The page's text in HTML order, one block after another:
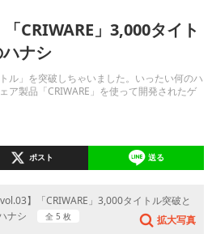
CRIWARE」3,000タイト
ナシ
ル」を突破しちゃいました。いったい何のハ
ア製品「CRIWARE」を使って開発されたゲ
ポスト 送る
vol.03】「CRIWARE」3,000タイトル突破と
ナシ
全 5 枚 拡大写真